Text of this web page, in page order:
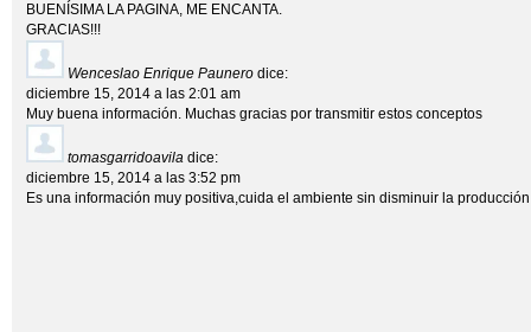
BUENÍSIMA LA PAGINA, ME ENCANTA.
GRACIAS!!!
Wenceslao Enrique Paunero dice:
diciembre 15, 2014 a las 2:01 am
Muy buena información. Muchas gracias por transmitir estos conceptos
tomasgarridoavila dice:
diciembre 15, 2014 a las 3:52 pm
Es una información muy positiva,cuida el ambiente sin disminuir la